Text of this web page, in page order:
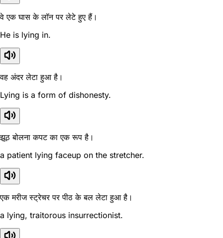
वे एक घास के लॉन पर लेटे हुए हैं।
He is lying in.
वह अंदर लेटा हुआ है।
Lying is a form of dishonesty.
झूठ बोलना कपट का एक रूप है।
a patient lying faceup on the stretcher.
एक मरीज स्ट्रेचर पर पीठ के बल लेटा हुआ है।
a lying, traitorous insurrectionist.